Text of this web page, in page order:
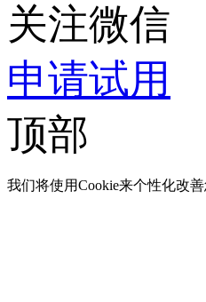
关注微信
申请试用
顶部
我们将使用Cookie来个性化改